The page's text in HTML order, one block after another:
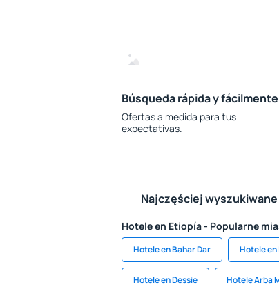
Búsqueda rápida y fácilmente
Ofertas a medida para tus
expectativas.
Najczęściej
Hotele en Etiopía - Popularne
Hotele en Bahar Dar Hotele en
Hotele en Dessie Hotele Arba